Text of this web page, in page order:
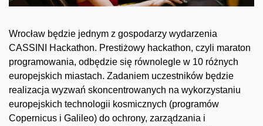
Wrocław będzie jednym z gospodarzy wydarzenia
CASSINI Hackathon. Prestiżowy hackathon, czyli maraton
programowania, odbędzie się równolegle w 10 różnych
europejskich miastach. Zadaniem uczestników będzie
realizacja wyzwań skoncentrowanych na wykorzystaniu
europejskich technologii kosmicznych (programów
Copernicus i Galileo) do ochrony, zarządzania i